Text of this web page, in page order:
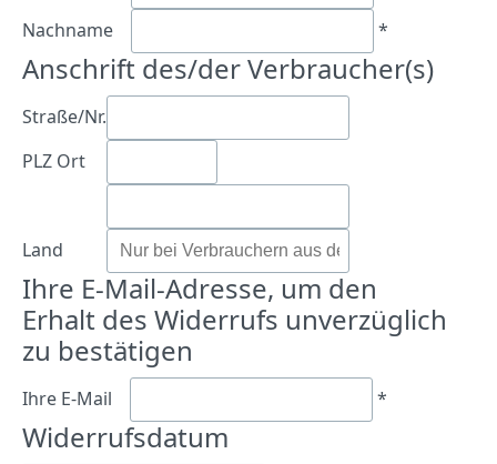
Nachname
*
Anschrift des/der Verbraucher(s)
Straße/Nr.
PLZ Ort
Land
Ihre E-Mail-Adresse, um den
Erhalt des Widerrufs unverzüglich
zu bestätigen
Ihre E-Mail *
Widerrufsdatum